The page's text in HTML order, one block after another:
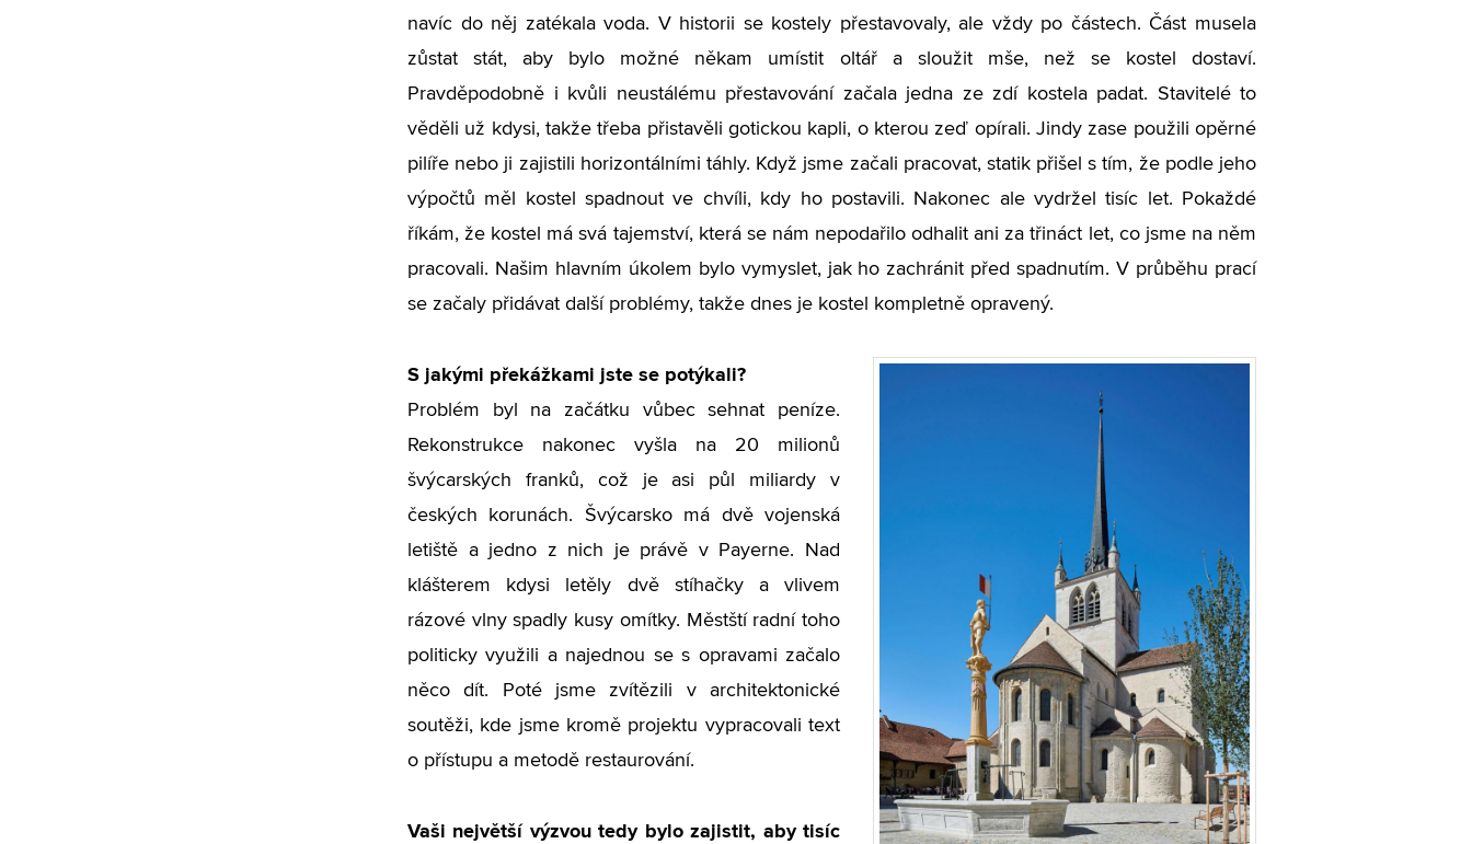
navíc do něj zatékala voda. V historii se kostely přestavovaly, ale vždy po částech. Část musela
zůstat stát, aby bylo možné někam umístit oltář a sloužit mše, než se kostel dostaví.
Pravděpodobně i kvůli neustálému přestavování začala jedna ze zdí kostela padat. Stavitelé to
věděli už kdysi, takže třeba přistavěli gotickou kapli, o kterou zeď opírali. Jindy zase použili opěrné
pilíře nebo ji zajistili horizontálními táhly. Když jsme začali pracovat, statik přišel s tím, že podle jeho
výpočtů měl kostel spadnout ve chvíli, kdy ho postavili. Nakonec ale vydržel tisíc let. Pokaždé
říkám, že kostel má svá tajemství, která se nám nepodařilo odhalit ani za třináct let, co jsme na něm
pracovali. Našim hlavním úkolem bylo vymyslet, jak ho zachránit před spadnutím. V průběhu prací
se začaly přidávat další problémy, takže dnes je kostel kompletně opravený.
S jakými překážkami jste se potýkali?
Problém byl na začátku vůbec sehnat peníze.
Rekonstrukce nakonec vyšla na 20 milionů
švýcarských franků, což je asi půl miliardy v
českých korunách. Švýcarsko má dvě vojenská
letiště a jedno z nich je právě v Payerne. Nad
klášterem kdysi letěly dvě stíhačky a vlivem
rázové vlny spadly kusy omítky. Městští radní toho
politicky využili a najednou se s opravami začalo
něco dít. Poté jsme zvítězili v architektonické
soutěži, kde jsme kromě projektu vypracovali text
o přístupu a metodě restaurování.
Vaši největší výzvou tedy bylo zajistit, aby tisíc